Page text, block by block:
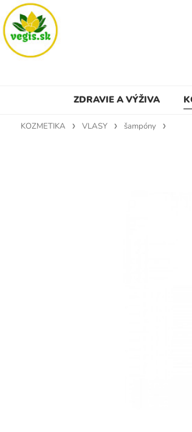
ZDRAVIE A VÝŽIVA
KOZMETIKA VLASY šampóny